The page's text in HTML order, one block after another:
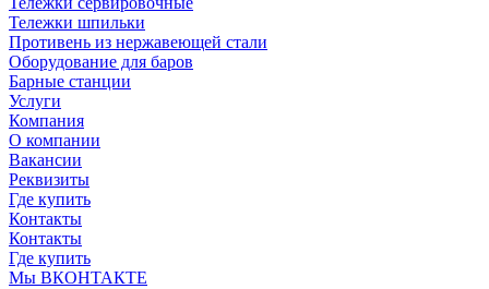
Тележки шпильки
Противень из нержавеющей стали
Оборудование для баров
Барные станции
Услуги
Компания
О компании
Вакансии
Реквизиты
Где купить
Контакты
Контакты
Где купить
Мы ВКОНТАКТЕ